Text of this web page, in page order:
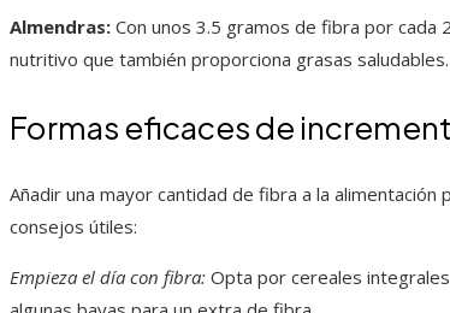
Almendras: Con unos 3.5 gramos de fibra por cada
nutritivo que también proporciona grasas saludables.
Formas eficaces de
Añadir una mayor cantidad de fibra a la
consejos útiles:
Empieza el día con fibra: Opta por cereales